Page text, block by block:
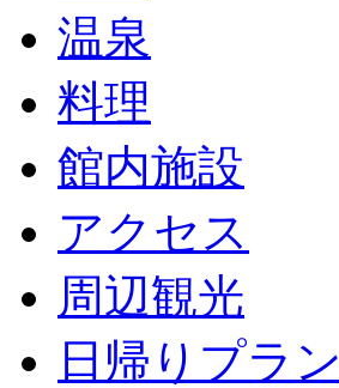
温泉
料理
館内施設
アクセス
周辺観光
日帰りプラン